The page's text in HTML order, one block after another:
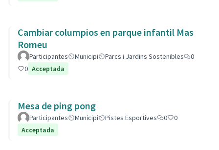
Cambiar columpios en parque infantil Mas
Romeu
Participantes Municipi Parcs i Jardins Sostenibles
0
0 Acceptada
Mesa de ping pong
Participantes Municipi Pistes Esportives 0
0
Acceptada